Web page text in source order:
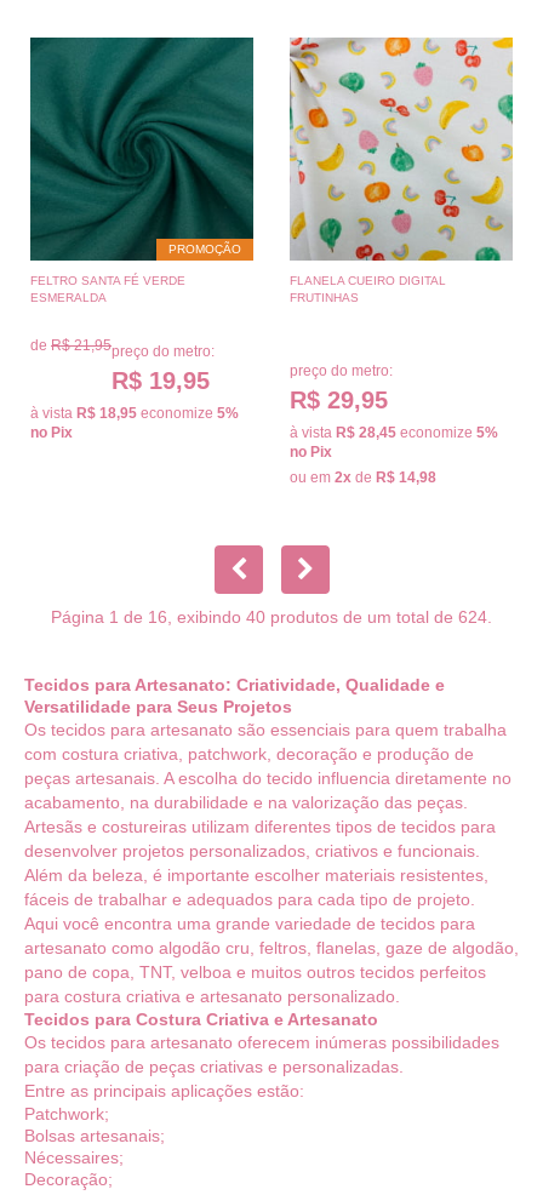
PROMOÇÃO
FELTRO SANTA FÉ VERDE
ESMERALDA
de R$ 21,95preço do metro:
R$ 19,95
à vista R$ 18,95 economize 5%
no Pix
FLANELA CUEIRO DIGITAL
FRUTINHAS
preço do metro:
R$ 29,95
à vista R$ 28,45 economize 5%
no Pix
ou em 2x de R$ 14,98
Página 1 de 16, exibindo 40 produtos de um total de 624.
Tecidos para Artesanato: Criatividade, Qualidade e
Versatilidade para Seus Projetos
Os tecidos para artesanato são essenciais para quem trabalha
com costura criativa, patchwork, decoração e produção de
peças artesanais. A escolha do tecido influencia diretamente no
acabamento, na durabilidade e na valorização das peças.
Artesãs e costureiras utilizam diferentes tipos de tecidos para
desenvolver projetos personalizados, criativos e funcionais.
Além da beleza, é importante escolher materiais resistentes,
fáceis de trabalhar e adequados para cada tipo de projeto.
Aqui você encontra uma grande variedade de tecidos para
artesanato como algodão cru, feltros, flanelas, gaze de algodão,
pano de copa, TNT, velboa e muitos outros tecidos perfeitos
para costura criativa e artesanato personalizado.
Tecidos para Costura Criativa e Artesanato
Os tecidos para artesanato oferecem inúmeras possibilidades
para criação de peças criativas e personalizadas.
Entre as principais aplicações estão:
Patchwork;
Bolsas artesanais;
Nécessaires;
Decoração;